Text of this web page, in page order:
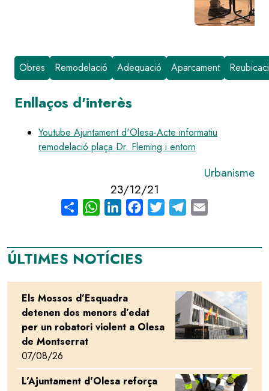
Obres Remodelació Adequació Aparcament
Enllaços d'interès
Youtube Ajuntament d'Olesa-Acte informatiu
remodelació plaça Dr. Fleming i entorn
Urbanisme
23/12/21
Share WhatsAppLinkedInFacebook
Twitter Telegram
ÚLTIMES NOTÍCIES
Els Mossos d’Esquadra
detenen dos menors d’edat
per un robatori violent a Olesa
de Montserrat
07/08/26
Image
L'Ajuntament d'Olesa reforça
Image